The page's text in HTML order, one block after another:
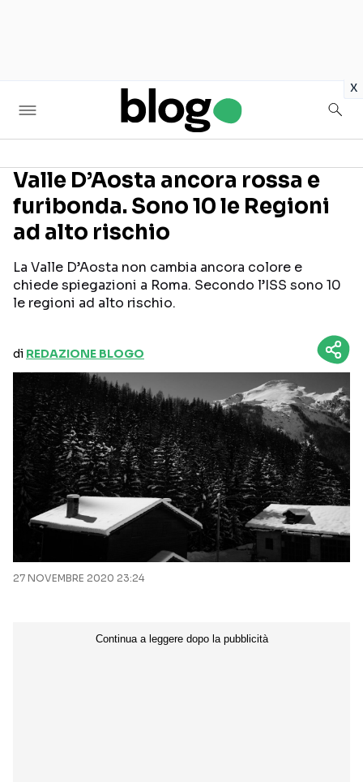
x
Seguici sui social
Valle D’Aosta ancora rossa e
furibonda. Sono 10 le Regioni
ad alto rischio
La Valle D’Aosta non cambia ancora colore e
chiede spiegazioni a Roma. Secondo l’ISS sono 10
le regioni ad alto rischio.
di REDAZIONE BLOGO
27 NOVEMBRE 2020 23:24